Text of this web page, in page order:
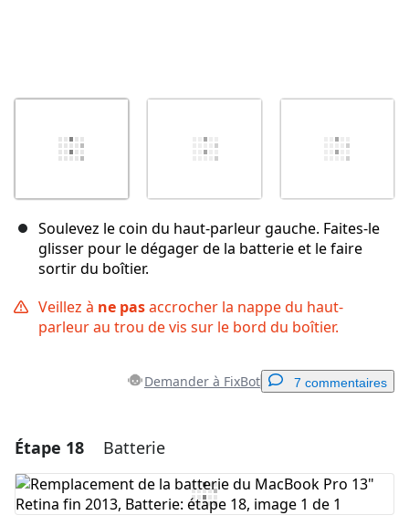
Soulevez le coin du haut-parleur gauche. Faites-le
glisser pour le dégager de la batterie et le faire
sortir du boîtier.
Veillez à ne pasaccrocher la nappe du haut-
parleur au trou de vis sur le bord du boîtier.
Demander à FixBot 7 commentaires
Ajouter un commentaire
Ajouter un commentaire
Étape 18 Batterie